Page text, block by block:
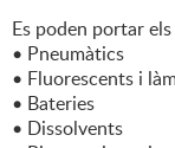
Es poden portar
• Pneumàtics
• Fluorescents i
• Bateries
• Dissolvents